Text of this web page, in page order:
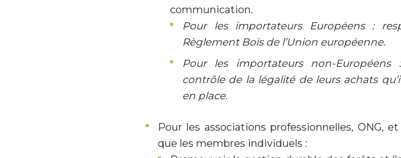
communication.
Pour les importateurs Européens :
Règlement Bois de l’Union européenne.
Pour les importateurs non-
contrôle de la légalité de leurs achats
en place.
Pour les associations professionnelles, ONG,
que les membres individuels :